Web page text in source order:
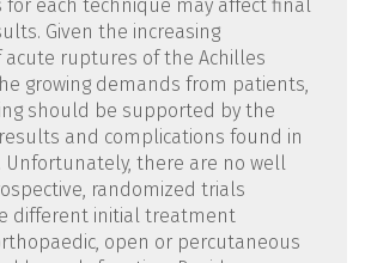
for each technique may affect final
Given the increasing
acute ruptures of the Achilles
growing demands from patients,
should be supported by the
and complications found in
there are no well
randomized trials
different initial treatment
open or percutaneous